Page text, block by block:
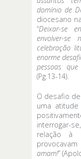
domínio de
diocesano
“Deixar-se
envolver-
celebração
enorme
pessoas
(Pg.13-14).
O desafio
uma
interrogar-
relação à
provocavam
amam!”